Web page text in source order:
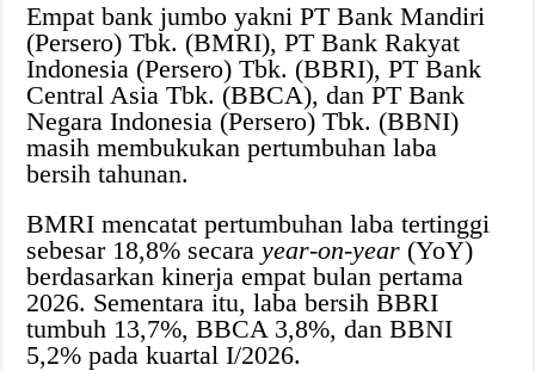
Empat bank jumbo yakni PT Bank Mandiri
(Persero) Tbk. (BMRI), PT Bank Rakyat
Indonesia (Persero) Tbk. (BBRI), PT Bank
Central Asia Tbk. (BBCA), dan PT Bank
Negara Indonesia (Persero) Tbk. (BBNI)
masih membukukan pertumbuhan laba
bersih tahunan.
BMRI mencatat pertumbuhan laba tertinggi
sebesar 18,8% secarayear-on-year (YoY)
berdasarkan kinerja empat bulan pertama
2026. Sementara itu, laba bersih BBRI
tumbuh 13,7%, BBCA 3,8%, dan BBNI
5,2% pada kuartal I/2026.